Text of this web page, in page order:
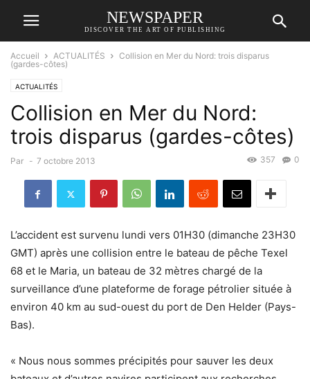
NEWSPAPER
DISCOVER THE ART OF PUBLISHING
Accueil ACTUALITÉS
Collision en Mer du Nord: trois disparus
(gardes-côtes)
ACTUALITÉS
Collision en Mer du Nord:
trois disparus (gardes-côtes)
Par - 7 octobre 2013 0
357
L’accident est survenu lundi vers 01H30 (dimanche 23H30
GMT) après une collision entre le bateau de pêche Texel
68 et le Maria, un bateau de 32 mètres chargé de la
surveillance d’une plateforme de forage pétrolier située à
environ 40 km au sud-ouest du port de Den Helder (Pays-
Bas).
« Nous nous sommes précipités pour sauver les deux